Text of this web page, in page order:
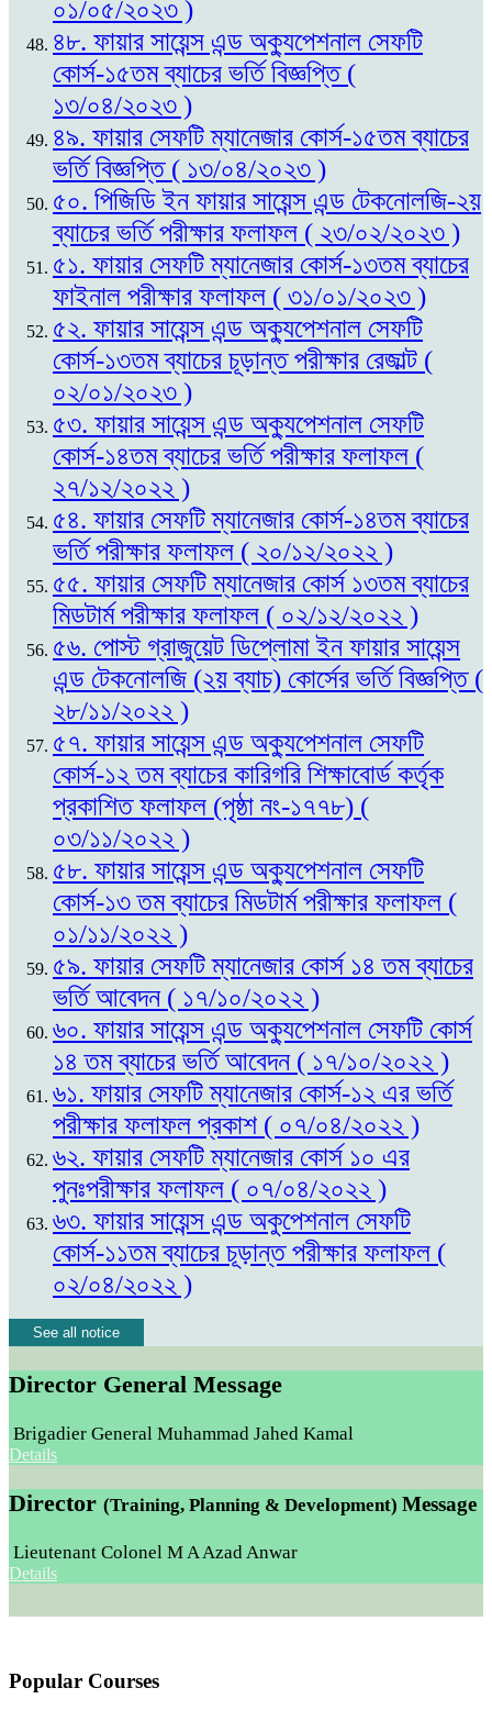
০১/০৫/২০২৩ )
৪৮. ফায়ার সায়েন্স এন্ড অক্যুপেশনাল সেফটি
কোর্স-১৫তম ব্যাচের ভর্তি বিজ্ঞপ্তি (
১৩/০৪/২০২৩ )
৪৯. ফায়ার সেফটি ম্যানেজার কোর্স-১৫তম ব্যাচের
ভর্তি বিজ্ঞপ্তি ( ১৩/০৪/২০২৩ )
৫০. পিজিডি ইন ফায়ার সায়েন্স এন্ড টেকনোলজি-২য়
ব্যাচের ভর্তি পরীক্ষার ফলাফল ( ২৩/০২/২০২৩ )
৫১. ফায়ার সেফটি ম্যানেজার কোর্স-১৩তম ব্যাচের
ফাইনাল পরীক্ষার ফলাফল ( ৩১/০১/২০২৩ )
৫২. ফায়ার সায়েন্স এন্ড অক্যুপেশনাল সেফটি
কোর্স-১৩তম ব্যাচের চূড়ান্ত পরীক্ষার রেজাল্ট (
০২/০১/২০২৩ )
৫৩. ফায়ার সায়েন্স এন্ড অক্যুপেশনাল সেফটি
কোর্স-১৪তম ব্যাচের ভর্তি পরীক্ষার ফলাফল (
২৭/১২/২০২২ )
৫৪. ফায়ার সেফটি ম্যানেজার কোর্স-১৪তম ব্যাচের
ভর্তি পরীক্ষার ফলাফল ( ২০/১২/২০২২ )
৫৫. ফায়ার সেফটি ম্যানেজার কোর্স ১৩তম ব্যাচের
মিডটার্ম পরীক্ষার ফলাফল ( ০২/১২/২০২২ )
৫৬. পোস্ট গ্রাজুয়েট ডিপ্লোমা ইন ফায়ার সায়েন্স
এন্ড টেকনোলজি (২য় ব্যাচ) কোর্সের ভর্তি বিজ্ঞপ্তি (
২৮/১১/২০২২ )
৫৭. ফায়ার সায়েন্স এন্ড অক্যুপেশনাল সেফটি
কোর্স-১২ তম ব্যাচের কারিগরি শিক্ষাবোর্ড কর্তৃক
প্রকাশিত ফলাফল (পৃষ্ঠা নং-১৭৭৮) (
০৩/১১/২০২২ )
৫৮. ফায়ার সায়েন্স এন্ড অক্যুপেশনাল সেফটি
কোর্স-১৩ তম ব্যাচের মিডটার্ম পরীক্ষার ফলাফল (
০১/১১/২০২২ )
৫৯. ফায়ার সেফটি ম্যানেজার কোর্স ১৪ তম ব্যাচের
ভর্তি আবেদন ( ১৭/১০/২০২২ )
৬০. ফায়ার সায়েন্স এন্ড অক্যুপেশনাল সেফটি কোর্স
১৪ তম ব্যাচের ভর্তি আবেদন ( ১৭/১০/২০২২ )
৬১. ফায়ার সেফটি ম্যানেজার কোর্স-১২ এর ভর্তি
পরীক্ষার ফলাফল প্রকাশ ( ০৭/০৪/২০২২ )
৬২. ফায়ার সেফটি ম্যানেজার কোর্স ১০ এর
পুনঃপরীক্ষার ফলাফল ( ০৭/০৪/২০২২ )
৬৩. ফায়ার সায়েন্স এন্ড অকুপেশনাল সেফটি
কোর্স-১১তম ব্যাচের চূড়ান্ত পরীক্ষার ফলাফল (
০২/০৪/২০২২ )
See all notice
Director General Message
Brigadier General Muhammad Jahed Kamal
Details
Director (Training, Planning & Development) Message
Lieutenant Colonel M A Azad Anwar
Details
Popular Courses